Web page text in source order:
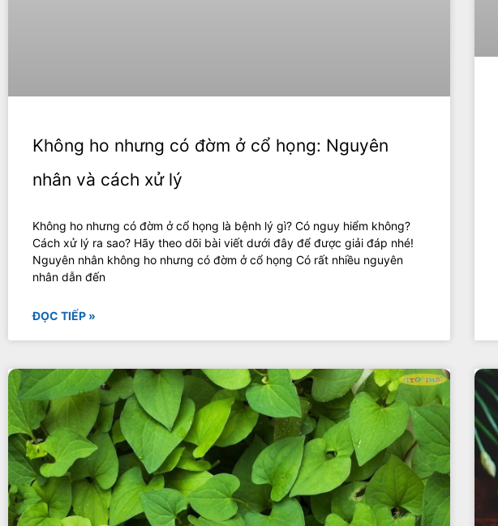
Không ho nhưng có đờm ở cổ họng: Nguyên
nhân và cách xử lý
Không ho nhưng có đờm ở cổ họng là bệnh lý gì? Có nguy hiểm không?
Cách xử lý ra sao? Hãy theo dõi bài viết dưới đây để được giải đáp nhé!
Nguyên nhân không ho nhưng có đờm ở cổ họng Có rất nhiều nguyên
nhân dẫn đến
ĐỌC TIẾP »